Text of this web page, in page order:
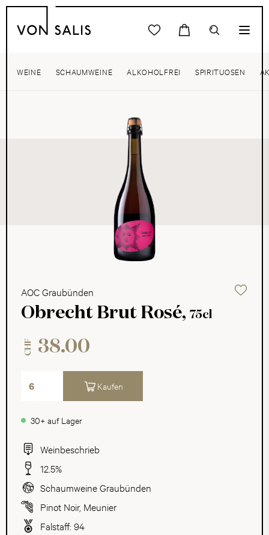
WEINE SCHAUMWEINE ALKOHOLFREI SPIRITUOSEN
AOC Graubünden
Obrecht Brut Rosé, 75cl
Weinbeschrieb
12.5%
Schaumweine Graubünden
Pinot Noir, Meunier
Falstaff: 94
30+ auf Lager
CHF 38.00
Kaufen